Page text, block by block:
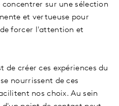
concentrer sur une sélection
et vertueuse pour
forcer l'attention et
de créer ces expériences du
nourrissent de ces
nos choix. Au sein